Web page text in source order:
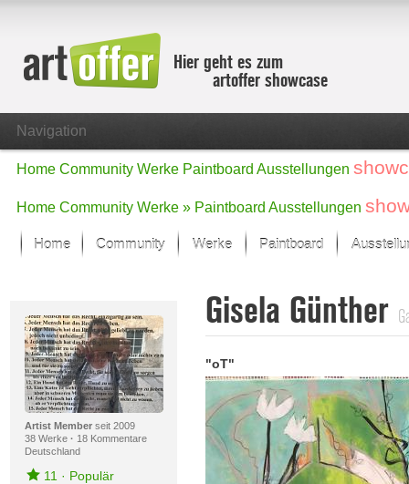
Hier geht es zum
artoffer showcase
Navigation
Home Community Werke Paintboard Ausstellungen
Home Community Werke » Paintboard Ausstellungen
Home Community Werke
Der letzte Monat im Fokus
Alle Fokus-Werke
Fokus-Werke
Neue Werke – Auswahl
Alle neuen Werke
Paintboard
Artist Memberseit 2009
38 Werke · 18 Kommentare
Deutschland
11 · Populär
Gisela Günther
"oT"